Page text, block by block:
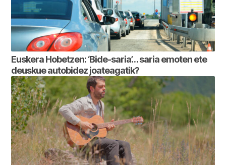
Euskera Hobetzen: ‘Bide-saria’… saria emoten ete
deuskue autobidez joateagatik?